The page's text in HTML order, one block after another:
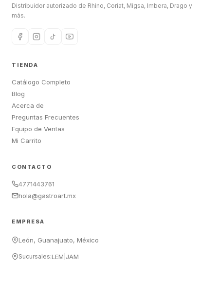
Distribuidor autorizado de Rhino, Coriat, Migsa, Imbera, Drago y
más.
TIENDA
Catálogo Completo
Blog
Acerca de
Preguntas Frecuentes
Equipo de Ventas
Mi Carrito
CONTACTO
4771443761
hola@gastroart.mx
EMPRESA
León, Guanajuato, México
Sucursales:LEM JAM